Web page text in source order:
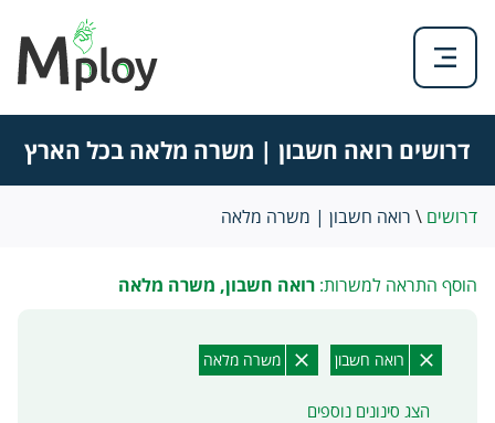
דרושים רואה חשבון | משרה מלאה בכל הארץ
דרושים \ רואה חשבון | משרה מלאה
הוסף התראה למשרות: רואה חשבון, משרה מלאה
רואה חשבון משרה מלאה
הצג סינונים נוספים